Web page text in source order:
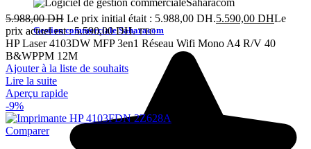
Gestion commerciale Saharacom
5.988,00DH Le prix initial était : 5.988,00 DH.5.590,00 DHLe
prix actuel est : 5.590,00 DH. TTC
HP Laser 4103DW MFP 3en1 Réseau Wifi Mono A4 R/V 40
B&WPPM 12M
Ajouter à la liste de souhaits
Lire la suite
Aperçu rapide
-9%
Comparer